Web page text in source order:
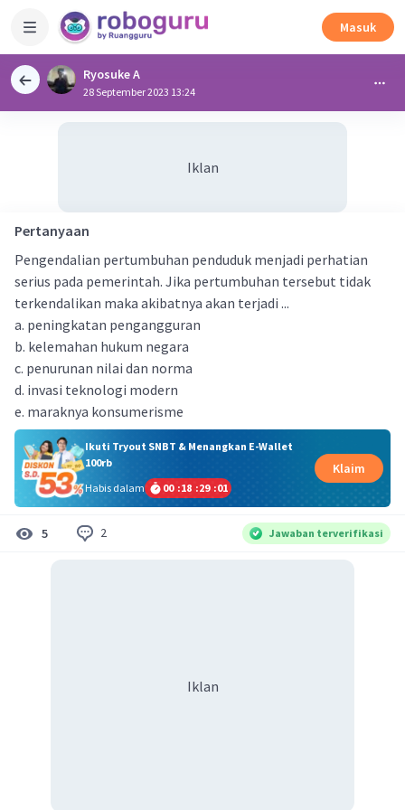
Masuk
Ryosuke A
28 September 2023 13:24
Iklan
Pertanyaan
Pengendalian pertumbuhan penduduk menjadi perhatian
serius pada pemerintah. Jika pertumbuhan tersebut tidak
terkendalikan maka akibatnya akan terjadi ...
a. peningkatan pengangguran
b. kelemahan hukum negara
c. penurunan nilai dan norma
d. invasi teknologi modern
e. maraknya konsumerisme
Ikuti Tryout SNBT & Menangkan E-Wallet
100rb
Habis dalam
00 :18 :29 :01
Klaim
5 2 Jawaban terverifikasi
Iklan